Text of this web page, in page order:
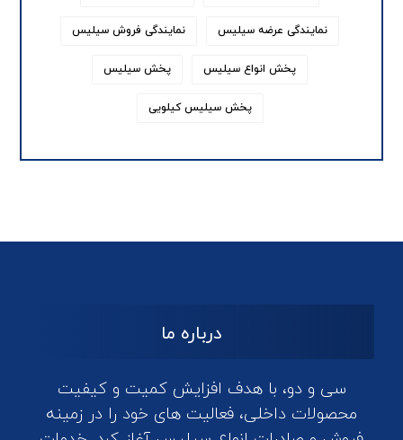
نمایندگی عرضه سیلیس نمایندگی فروش سیلیس
پخش انواع سیلیس پخش سیلیس
پخش سیلیس کیلویی
درباره ما
سی و دو، با هدف افزایش کمیت و کیفیت
محصولات داخلی، فعالیت های خود را در زمینه